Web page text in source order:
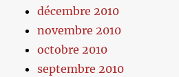
décembre 2010
novembre 2010
octobre 2010
septembre 2010